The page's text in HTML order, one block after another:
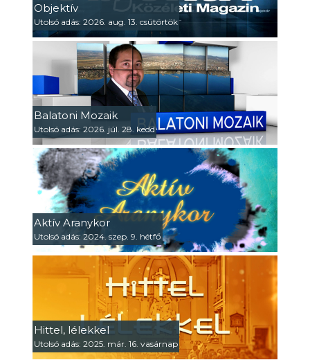
Objektív
Utolsó adás: 2026. aug. 13. csütörtök
Balatoni Mozaik
Utolsó adás: 2026. júl. 28. kedd
Aktív Aranykor
Utolsó adás: 2024. szep. 9. hétfő
Hittel, lélekkel
Utolsó adás: 2025. már. 16. vasárnap